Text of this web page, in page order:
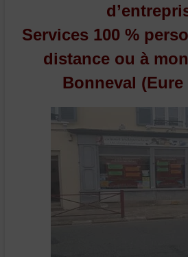
Services 100 %
distance ou à
Bonneval